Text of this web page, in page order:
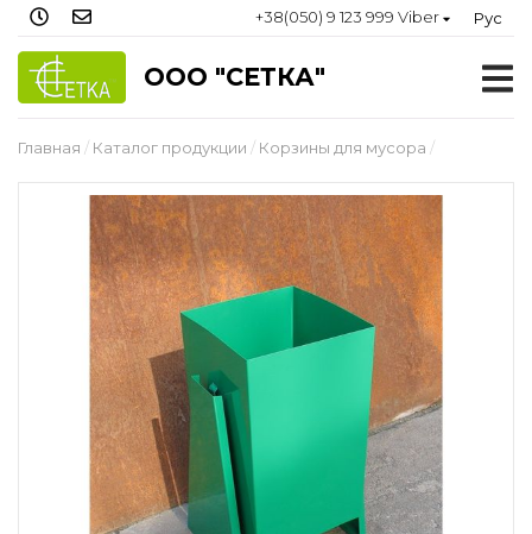
+38(050) 9 123 999 Viber Рус
ООО "СЕТКА"
Главная Каталог продукции Корзины для мусора